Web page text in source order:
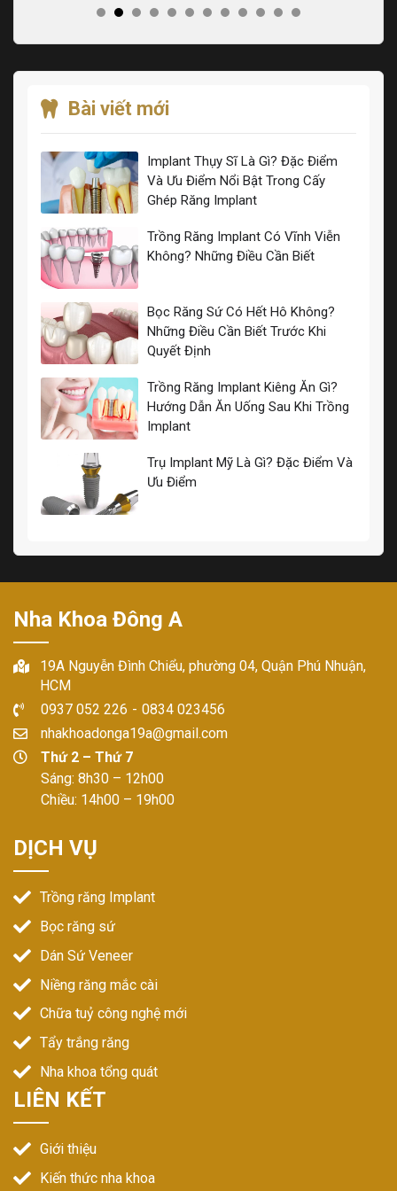
Bài viết mới
Implant Thụy Sĩ Là Gì? Đặc Điểm
Và Ưu Điểm Nổi Bật Trong Cấy
Ghép Răng Implant
Trồng Răng Implant Có Vĩnh Viễn
Không? Những Điều Cần Biết
Bọc Răng Sứ Có Hết Hô Không?
Những Điều Cần Biết Trước Khi
Quyết Định
Trồng Răng Implant Kiêng Ăn Gì?
Hướng Dẫn Ăn Uống Sau Khi Trồng
Implant
Trụ Implant Mỹ Là Gì? Đặc Điểm Và
Ưu Điểm
Nha Khoa Đông A
19A Nguyễn Đình Chiểu, phường 04, Quận Phú Nhuận,
HCM
0937 052 226 - 0834 023456
nhakhoadonga19a@gmail.com
Thứ 2 – Thứ 7
Sáng: 8h30 – 12h00
Chiều: 14h00 – 19h00
DỊCH VỤ
Trồng răng Implant
Bọc răng sứ
Dán Sứ Veneer
Niềng răng mắc cài
Chữa tuỷ công nghệ mới
Tẩy trắng răng
Nha khoa tổng quát
LIÊN KẾT
Giới thiệu
Kiến thức nha khoa